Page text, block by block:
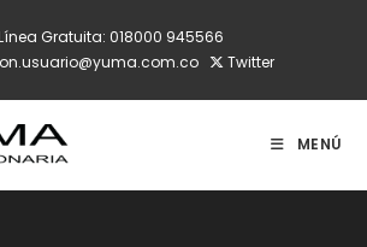
Gratuita: 018000 945566
Twitter
MENÚ